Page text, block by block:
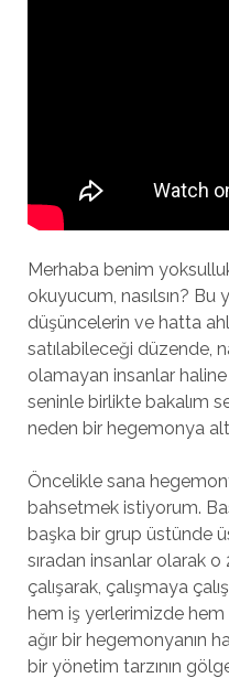
Merhaba benim yoksulluk
okuyucum, nasılsın? Bu
düşüncelerin ve hatta
satılabileceği düzende,
olamayan insanlar
seninle birlikte bakalım
neden bir hegemonya
Öncelikle sana
bahsetmek istiyorum.
başka bir grup üstünde
sıradan insanlar olarak
çalışarak, çalışmaya
hem iş yerlerimizde hem
ağır bir hegemonyanın
bir yönetim tarzının